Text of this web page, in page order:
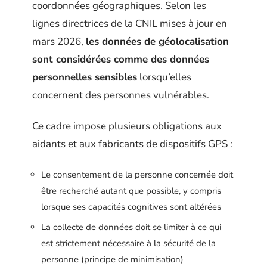
coordonnées géographiques. Selon les
lignes directrices de la CNIL mises à jour en
mars 2026, les données de géolocalisation
sont considérées comme des données
personnelles sensibles lorsqu’elles
concernent des personnes vulnérables.
Ce cadre impose plusieurs obligations aux
aidants et aux fabricants de dispositifs GPS :
Le consentement de la personne concernée doit
être recherché autant que possible, y compris
lorsque ses capacités cognitives sont altérées
La collecte de données doit se limiter à ce qui
est strictement nécessaire à la sécurité de la
personne (principe de minimisation)